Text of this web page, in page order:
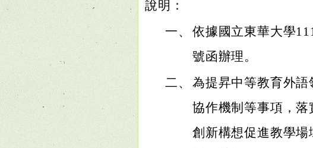
說明：
一、 依據國立東華大學
號函辦理。
二、 為提昇中等教育外
協作機制等事項，
創新構想促進教學